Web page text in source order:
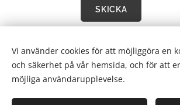
SKICKA
Tibro Ryttarförening
Kateryd 17, 543 92 Tibro
Vi använder cookies för att möjliggöra en
och säkerhet på vår hemsida, och för att
möjliga användarupplevelse.